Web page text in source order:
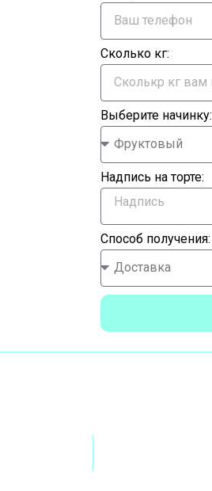
Сколько кг:
Выберите начинку:
Надпись на торте:
Способ получения: